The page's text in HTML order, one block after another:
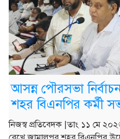
আসন্ন পৌরসভা
শহর বিএনপির কর্মী
নিজস্ব প্রতিবেদক |তাং ১১ মে